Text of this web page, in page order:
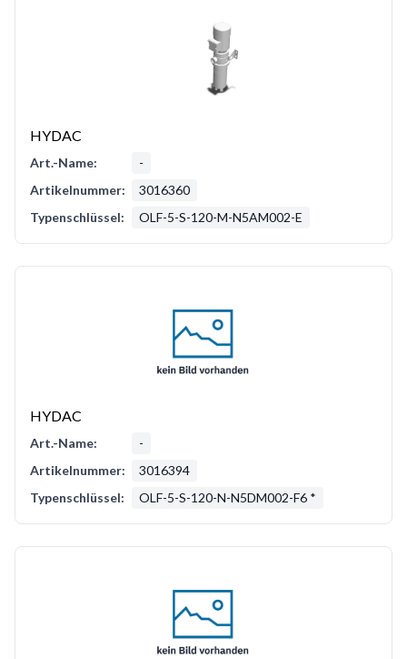
HYDAC
Art.-Name:
-
Artikelnummer:
3016360
Typenschlüssel:
OLF-5-S-120-M-N5AM002-E
HYDAC
Art.-Name:
-
Artikelnummer:
3016394
Typenschlüssel:
OLF-5-S-120-N-N5DM002-F6 *